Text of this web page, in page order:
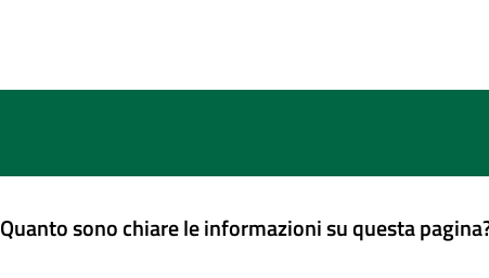
Quanto sono chiare le informazioni su questa